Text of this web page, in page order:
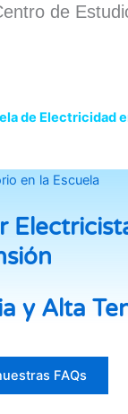
de
de Electricidad
y Alta
FAQs